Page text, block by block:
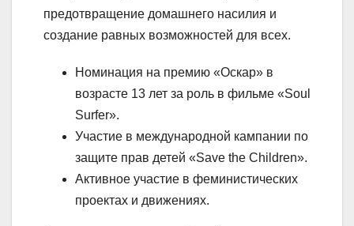
предотвращение домашнего насилия и
создание равных возможностей для всех.
Номинация на премию «Оскар» в
возрасте 13 лет за роль в фильме «Soul
Surfer».
Участие в международной кампании по
защите прав детей «Save the Children».
Активное участие в феминистических
проектах и движениях.